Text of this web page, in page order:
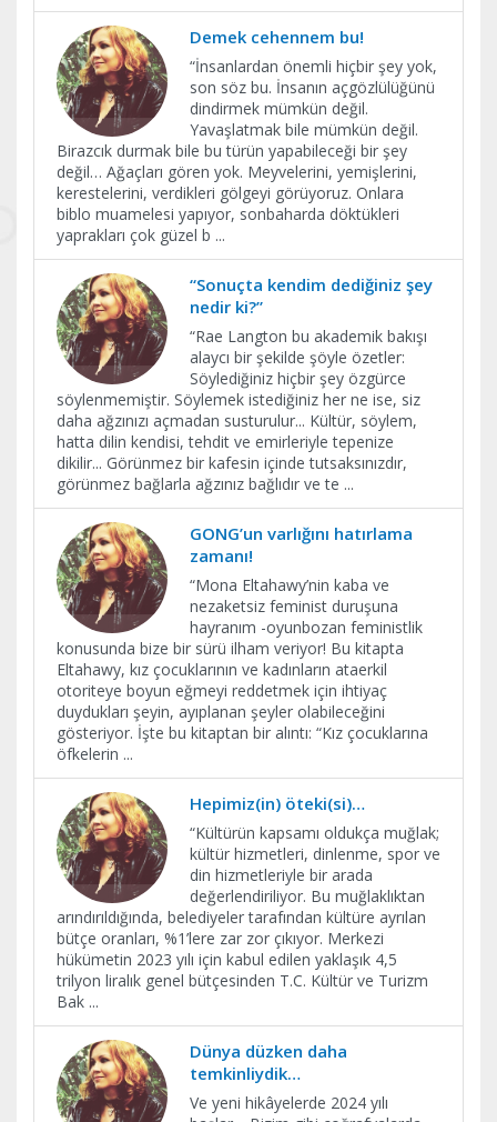
Demek cehennem bu!
“İnsanlardan önemli hiçbir şey yok,
son söz bu. İnsanın açgözlülüğünü
dindirmek mümkün değil.
Yavaşlatmak bile mümkün değil.
Birazcık durmak bile bu türün yapabileceği bir şey
değil… Ağaçları gören yok. Meyvelerini, yemişlerini,
kerestelerini, verdikleri gölgeyi görüyoruz. Onlara
biblo muamelesi yapıyor, sonbaharda döktükleri
yaprakları çok güzel b ...
“Sonuçta kendim dediğiniz şey
nedir ki?”
“Rae Langton bu akademik bakışı
alaycı bir şekilde şöyle özetler:
Söylediğiniz hiçbir şey özgürce
söylenmemiştir. Söylemek istediğiniz her ne ise, siz
daha ağzınızı açmadan susturulur... Kültür, söylem,
hatta dilin kendisi, tehdit ve emirleriyle tepenize
dikilir... Görünmez bir kafesin içinde tutsaksınızdır,
görünmez bağlarla ağzınız bağlıdır ve te ...
GONG’un varlığını hatırlama
zamanı!
“Mona Eltahawy’nin kaba ve
nezaketsiz feminist duruşuna
hayranım -oyunbozan feministlik
konusunda bize bir sürü ilham veriyor! Bu kitapta
Eltahawy, kız çocuklarının ve kadınların ataerkil
otoriteye boyun eğmeyi reddetmek için ihtiyaç
duydukları şeyin, ayıplanan şeyler olabileceğini
gösteriyor. İşte bu kitaptan bir alıntı: “Kız çocuklarına
öfkelerin ...
Hepimiz(in) öteki(si)…
“Kültürün kapsamı oldukça muğlak;
kültür hizmetleri, dinlenme, spor ve
din hizmetleriyle bir arada
değerlendiriliyor. Bu muğlaklıktan
arındırıldığında, belediyeler tarafından kültüre ayrılan
bütçe oranları, %1’lere zar zor çıkıyor. Merkezi
hükümetin 2023 yılı için kabul edilen yaklaşık 4,5
trilyon liralık genel bütçesinden T.C. Kültür ve Turizm
Bak ...
Dünya düzken daha
temkinliydik…
Ve yeni hikâyelerde 2024 yılı